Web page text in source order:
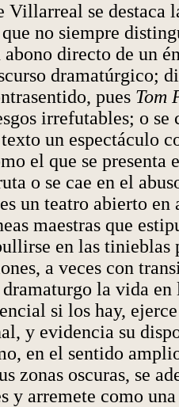
Villarreal se destaca
no siempre
abono directo de un
dramatúrgico;
pues Tom
irrefutables; o se
un espectáculo
el que se presenta
o se cae en el
un teatro abierto en
maestras que
en las tinieblas
a veces con
la vida en
si los hay,
y evidencia su
en el sentido
zonas oscuras, se
y arremete como